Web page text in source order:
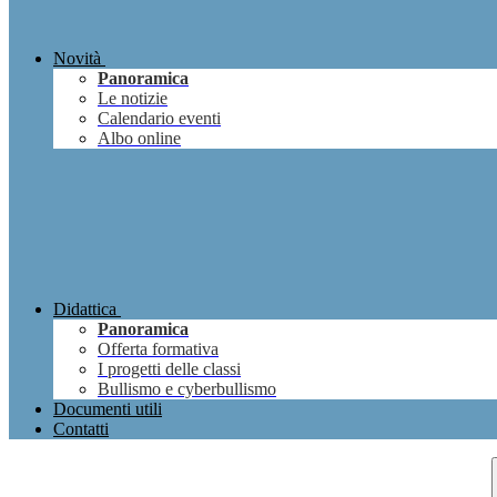
Novità
Panoramica
Le notizie
Calendario eventi
Albo online
Didattica
Panoramica
Offerta formativa
I progetti delle classi
Bullismo e cyberbullismo
Documenti utili
Contatti